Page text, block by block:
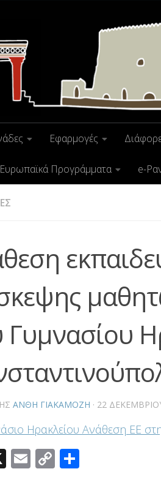
Εφαρμογές
Ευρωπαϊκά Προγράμματα e-
Γυμνασίου
ΑΝΘΗ ΓΙΑΚΑΜΟΖΗ · 22
Ηρακλείου Ανάθεση ΕΕ
X Email
Copy